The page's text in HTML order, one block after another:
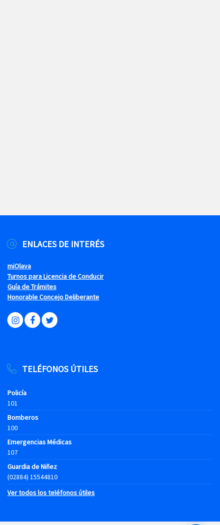
ENLACES DE INTERÉS
miOlava
Turnos para Licencia de Conducir
Guía de Trámites
Honorable Concejo Deliberante
TELÉFONOS ÚTILES
Policía
101
Bomberos
100
Emergencias Médicas
107
Guardia de Niñez
(02884) 15544810
Ver todos los teléfonos útiles